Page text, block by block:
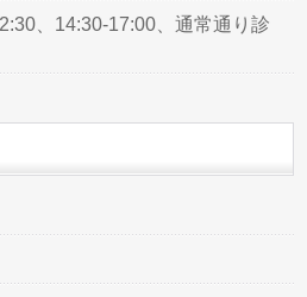
、14:30-17:00、通常通り診